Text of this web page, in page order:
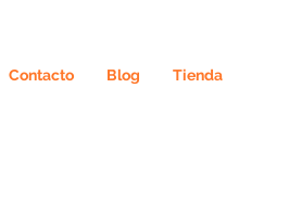
Contacto Blog Tienda